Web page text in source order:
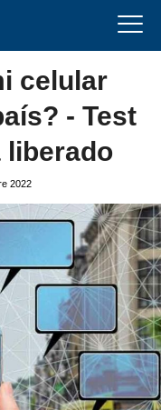
celular
- Test
liberado
2022